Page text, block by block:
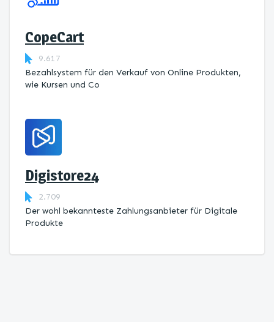
CopeCart
9.617
Bezahlsystem für den Verkauf von Online Produkten,
wie Kursen und Co
Digistore24
2.709
Der wohl bekannteste Zahlungsanbieter für Digitale
Produkte